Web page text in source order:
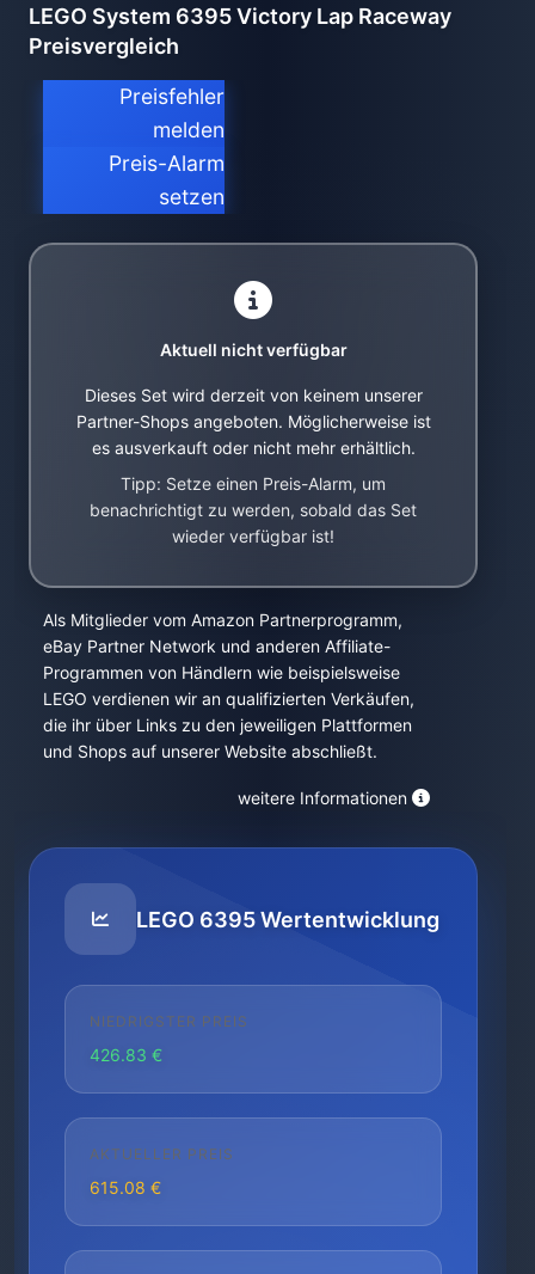
LEGO System 6395 Victory Lap Raceway
Preisvergleich
Preisfehler
melden
Preis-Alarm
setzen
Aktuell nicht verfügbar
Dieses Set wird derzeit von keinem unserer
Partner-Shops angeboten. Möglicherweise ist
es ausverkauft oder nicht mehr erhältlich.
Tipp: Setze einen Preis-Alarm, um
benachrichtigt zu werden, sobald das Set
wieder verfügbar ist!
Als Mitglieder vom Amazon Partnerprogramm,
eBay Partner Network und anderen Affiliate-
Programmen von Händlern wie beispielsweise
LEGO verdienen wir an qualifizierten Verkäufen,
die ihr über Links zu den jeweiligen Plattformen
und Shops auf unserer Website abschließt.
weitere Informationen
LEGO 6395 Wertentwicklung
NIEDRIGSTER PREIS
426.83 €
AKTUELLER PREIS
615.08 €